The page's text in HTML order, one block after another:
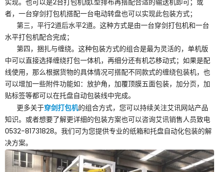
实现。也可以是2台打包机成L型排布再搭配合适的输送机即可；或
者，一台穿剑打包机搭配一台电动转盘也可以实现此包装方式；
第三，平行2道后水平2道。这种方式是由一台穿剑打包机和一台
水平打包机配合完成；
第四，捆扎与缠绕。这种包装方式的组合是最为灵活的，单机版
中可以直接选择缠绕打包一体机，再细分还有机芯移动式；如果是配
线使用，那么根据货物的具体情况可搭配不同款式的缠绕包装机，也
可以增加一些附件功能如：放护角，加覆顶膜五面包装，加分页，加
贴标签等都可以在托盘自动包装线中完成。
更多关于穿剑打包机的组合方式，您可以持续关注艾讯网站产品
知识。或者想要了解更详细的包装方案也可以咨询艾讯销售人员致电
0532-81731828。我们可为您提供专业的纸箱和托盘自动化包装的解
决方案。